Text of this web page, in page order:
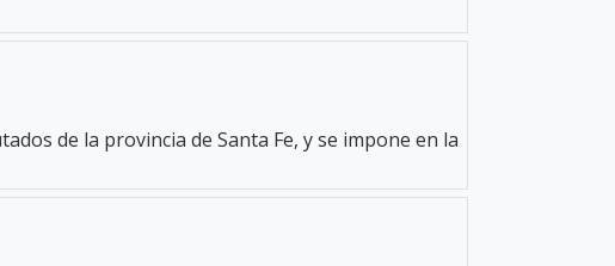
de la provincia de Santa Fe, y se impone en la